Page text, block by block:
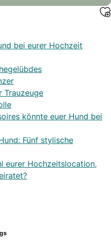
bei eurer Hochzeit
Trauzeuge
könnte euer Hund bei
Fünf stylische
eurer Hochzeitslocation,